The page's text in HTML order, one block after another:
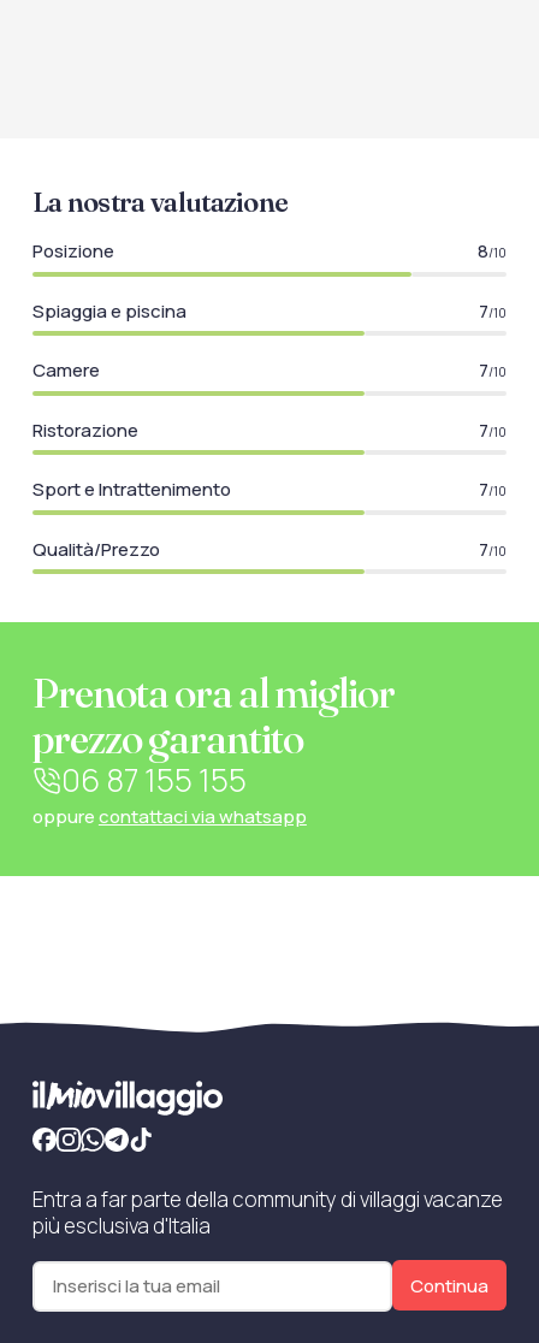
La nostra valutazione
Posizione 8/10
Spiaggia e piscina 7/10
Camere 7/10
Ristorazione 7/10
Sport e Intrattenimento 7/10
Qualità/Prezzo 7/10
Prenota ora al miglior
prezzo garantito
06 87 155 155
oppurecontattaci via whatsapp
Entra a far parte della community di villaggi vacanze
più esclusiva d'Italia
Continua